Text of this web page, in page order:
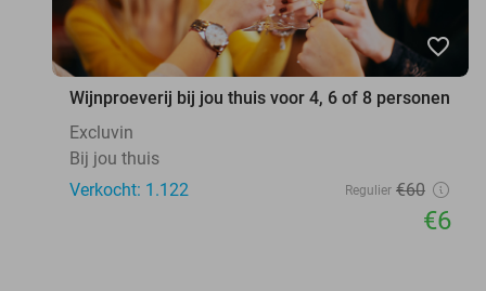
favorite_border
Wijnproeverij bij jou thuis voor 4, 6 of 8 personen
Excluvin
Bij jou thuis
Verkocht: 1.122
Regulier €60
€6